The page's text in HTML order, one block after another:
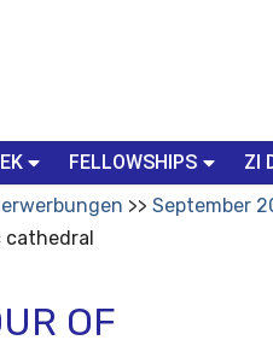
FELLOWSHIPS ZI
September
cathedral
OF